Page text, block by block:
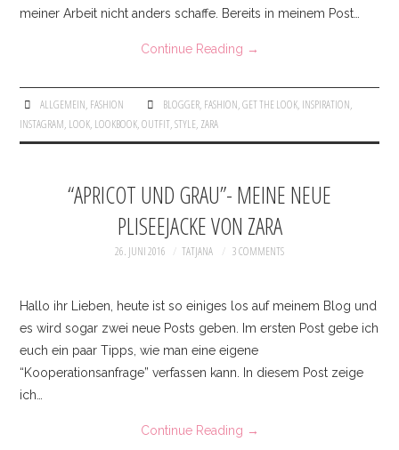
meiner Arbeit nicht anders schaffe. Bereits in meinem Post…
Continue Reading →
ALLGEMEIN, FASHION BLOGGER, FASHION,GET THE LOOK, INSPIRATION,
INSTAGRAM, LOOK, LOOKBOOK,OUTFIT,STYLE, ZARA
“APRICOT UND GRAU”- MEINE NEUE
PLISEEJACKE VON ZARA
26. JUNI 2016 TATJANA 3 COMMENTS
Hallo ihr Lieben, heute ist so einiges los auf meinem Blog und
es wird sogar zwei neue Posts geben. Im ersten Post gebe ich
euch ein paar Tipps, wie man eine eigene
“Kooperationsanfrage” verfassen kann. In diesem Post zeige
ich…
Continue Reading →